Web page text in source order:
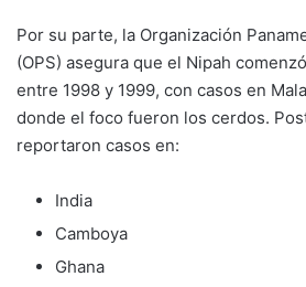
Por su parte, la Organización
(OPS) asegura que el Nipah
entre 1998 y 1999, con casos en
donde el foco fueron los cerdos.
reportaron casos en:
India
Camboya
Ghana